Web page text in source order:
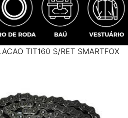
TIT160 S/RET SMARTFOX